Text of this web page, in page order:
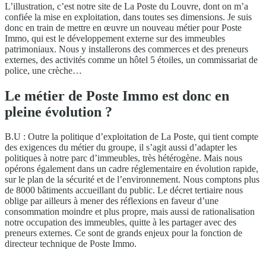
L’illustration, c’est notre site de La Poste du Louvre, dont on m’a
confiée la mise en exploitation, dans toutes ses dimensions. Je suis
donc en train de mettre en œuvre un nouveau métier pour Poste
Immo, qui est le développement externe sur des immeubles
patrimoniaux. Nous y installerons des commerces et des preneurs
externes, des activités comme un hôtel 5 étoiles, un commissariat de
police, une crèche…
Le métier de Poste Immo est donc en
pleine évolution ?
B.U : Outre la politique d’exploitation de La Poste, qui tient compte
des exigences du métier du groupe, il s’agit aussi d’adapter les
politiques à notre parc d’immeubles, très hétérogène. Mais nous
opérons également dans un cadre réglementaire en évolution rapide,
sur le plan de la sécurité et de l’environnement. Nous comptons plus
de 8000 bâtiments accueillant du public. Le décret tertiaire nous
oblige par ailleurs à mener des réflexions en faveur d’une
consommation moindre et plus propre, mais aussi de rationalisation
notre occupation des immeubles, quitte à les partager avec des
preneurs externes. Ce sont de grands enjeux pour la fonction de
directeur technique de Poste Immo.